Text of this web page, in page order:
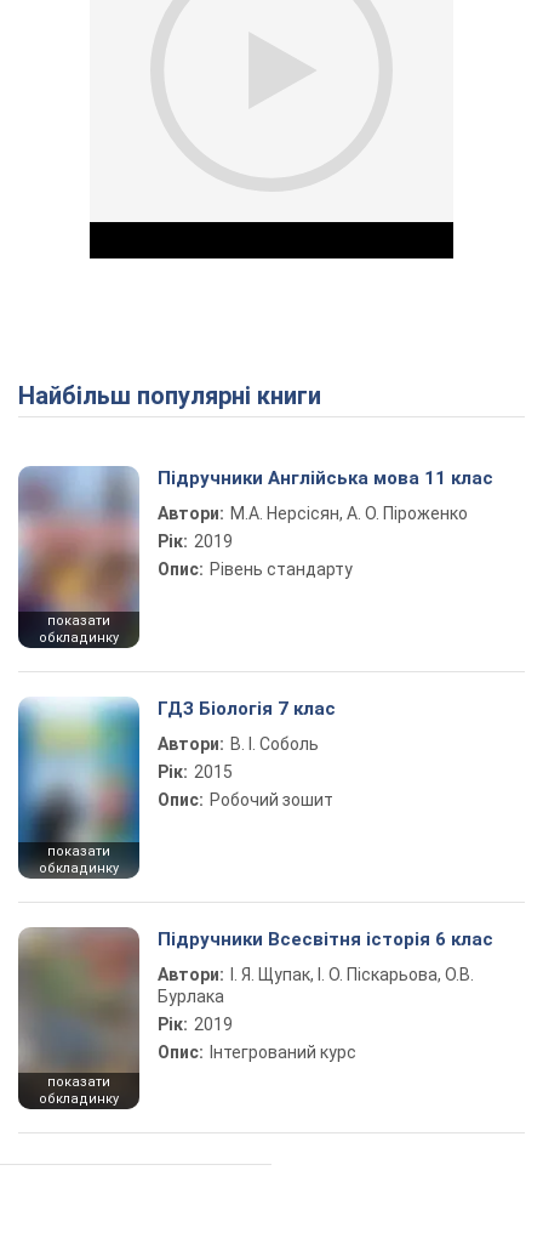
Play Video
Найбільш популярні книги
показати
обкладинку
Підручники Англійська мова 11 клас
Автори: М.А. Нерсісян, А. О. Піроженко
Рік: 2019
Опис: Рівень стандарту
показати
обкладинку
ГДЗ Біологія 7 клас
Автори: В. І. Соболь
Рік: 2015
Опис: Робочий зошит
показати
обкладинку
Підручники Всесвітня історія 6 клас
Автори:
І. Я. Щупак, І. О. Піскарьова, О.В.
Бурлака
Рік: 2019
Опис: Інтегрований курс